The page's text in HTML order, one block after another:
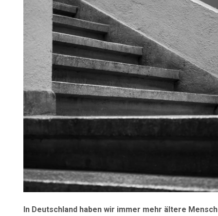
In Deutschland haben wir immer mehr ältere